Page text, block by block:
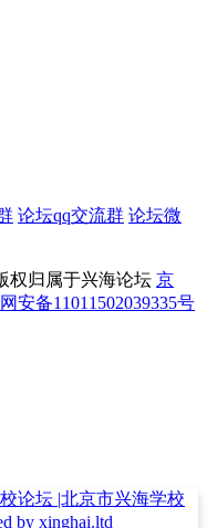
论坛qq交流群 论坛微
权归属于兴海论坛 京
安备11011502039335号